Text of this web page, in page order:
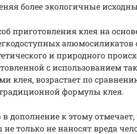
более экологичные
приготовления клея на
алюмосиликатов
и природного
с использованием
клея, возрастает по
формулы клея.
дополнение к этому
не только не наносят вреда